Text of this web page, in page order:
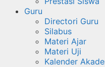
Guru
Directori Guru
Silabus
Materi Ajar
Materi Uji
Kalender